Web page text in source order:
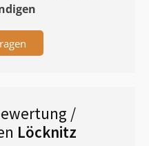
/
Löcknitz